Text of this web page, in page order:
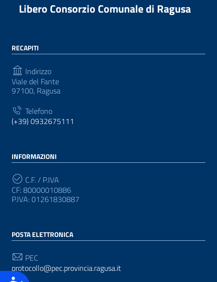
Libero Consorzio Comunale di Ragusa
RECAPITI
Indirizzo
Viale del Fante
97100, Ragusa
Telefono
(+39) 0932675111
INFORMAZIONI
C.F. / P.IVA
CF: 80000010886
P.IVA: 01261830887
POSTA ELETTRONICA
PEC
protocollo@pec.provincia.ragusa.it